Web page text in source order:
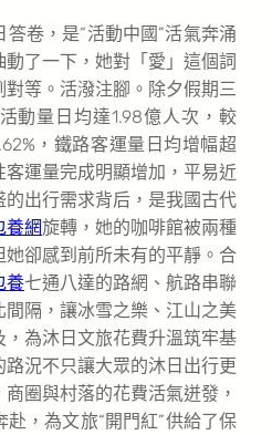
卷，是“活動中國”活氣奔涌
了一下，她對「愛」這個詞
等。活潑注腳。除夕假期三
動量日均達1.98億人次，較
，鐵路客運量日均增幅超
運量完成明顯增加，平易近
出行需求背后，是我國古代
養網旋轉，她的咖啡館被兩種
卻感到前所未有的平靜。合
養七通八達的路網、航路串聯
隔，讓冰雪之樂、江山之美
，為沐日文旅花費升溫筑牢基
況不只讓大眾的沐日出行更
圈與村落的花費活氣迸發，
，為文旅“開門紅”供給了保